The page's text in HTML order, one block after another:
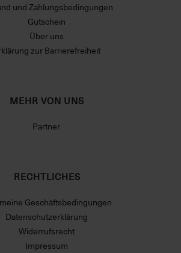
und Zahlungsbedingungen
Gutschein
Über uns
zur Barrierefreiheit
MEHR VON UNS
Partner
RECHTLICHES
Geschäftsbedingungen
Datenschutzerklärung
Widerrufsrecht
Impressum